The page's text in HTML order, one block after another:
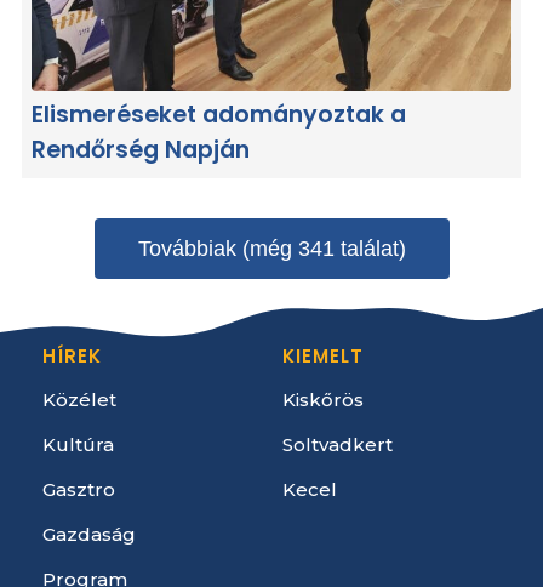
Elismeréseket adományoztak a
Rendőrség Napján
Továbbiak (még 341 találat)
HÍREK
Közélet
Kultúra
Gasztro
Gazdaság
Program
KIEMELT
Kiskőrös
Soltvadkert
Kecel